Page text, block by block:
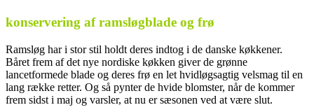
konservering af ramsløgblade og frø
Ramsløg har i stor stil holdt deres indtog i de danske køkkener.
Båret frem af det nye nordiske køkken giver de grønne
lancetformede blade og deres frø en let hvidløgsagtig velsmag til en
lang række retter. Og så pynter de hvide blomster, når de kommer
frem sidst i maj og varsler, at nu er sæsonen ved at være slut.